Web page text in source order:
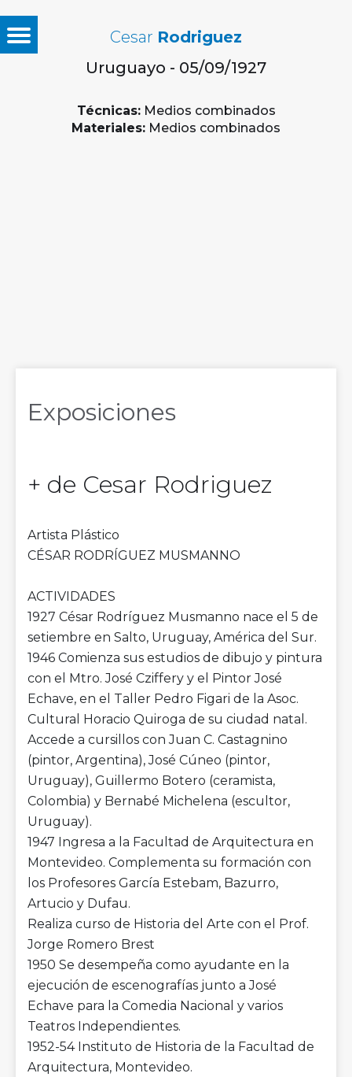
Cesar Rodriguez
Uruguayo - 05/09/1927
Técnicas:Medios combinados
Materiales: Medios combinados
Exposiciones
+ de Cesar Rodriguez
Artista Plástico
CÉSAR RODRÍGUEZ MUSMANNO
ACTIVIDADES
1927 César Rodríguez Musmanno nace el 5 de
setiembre en Salto, Uruguay, América del Sur.
1946 Comienza sus estudios de dibujo y pintura
con el Mtro. José Cziffery y el Pintor José
Echave, en el Taller Pedro Figari de la Asoc.
Cultural Horacio Quiroga de su ciudad natal.
Accede a cursillos con Juan C. Castagnino
(pintor, Argentina), José Cúneo (pintor,
Uruguay), Guillermo Botero (ceramista,
Colombia) y Bernabé Michelena (escultor,
Uruguay).
1947 Ingresa a la Facultad de Arquitectura en
Montevideo. Complementa su formación con
los Profesores García Estebam, Bazurro,
Artucio y Dufau.
Realiza curso de Historia del Arte con el Prof.
Jorge Romero Brest
1950 Se desempeña como ayudante en la
ejecución de escenografías junto a José
Echave para la Comedia Nacional y varios
Teatros Independientes.
1952-54 Instituto de Historia de la Facultad de
Arquitectura, Montevideo.